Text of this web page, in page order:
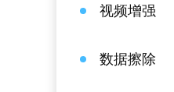
视频增强
数据擦除